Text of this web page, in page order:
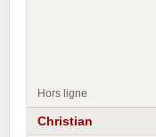
Hors ligne
Christian